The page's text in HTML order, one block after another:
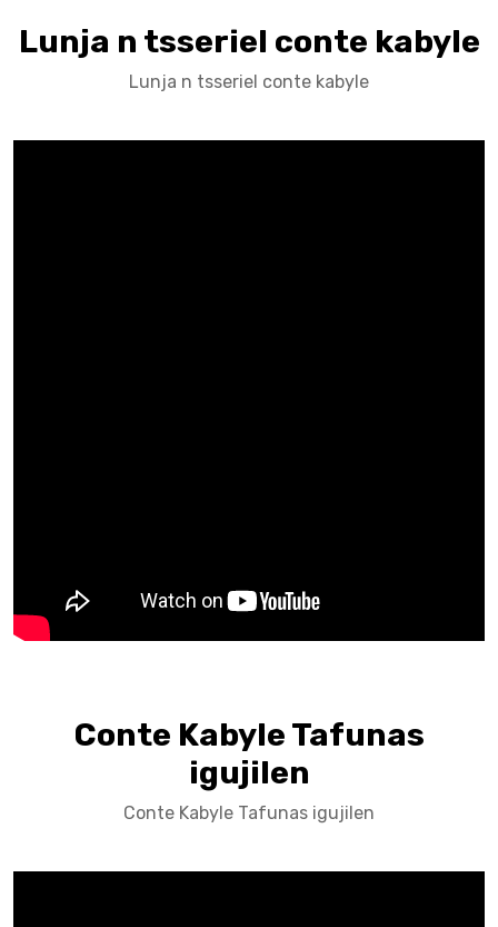
Lunja n tsseriel conte kabyle
Lunja n tsseriel conte kabyle
Conte Kabyle Tafunas
igujilen
Conte Kabyle Tafunas igujilen